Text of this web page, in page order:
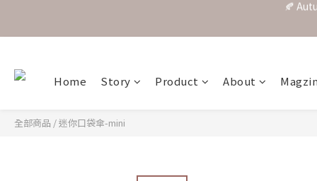
Home Story Product About
全部商品 /迷你口袋傘-mini